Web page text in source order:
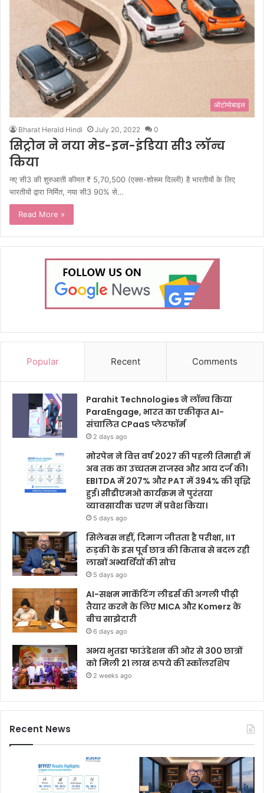
ऑटोमोबाइल
Bharat Herald Hindi July 20, 2022 0
सिट्रोन ने नया मेड-इन-इंडिया सी3 लॉन्च
किया
नए सी3 की शुरुआती कीमत ₹ 5,70,500 (एक्स-शोरूम दिल्ली) है भारतीयों के लिए
भारतीयों द्वारा निर्मित, नया सी3 90% से…
Read More »
Popular Recent Comments
Parahit Technologies ने लॉन्च किया
ParaEngage, भारत का एकीकृत AI-
संचालित CPaaS प्लेटफॉर्म
2 days ago
मोरपेन ने वित्त वर्ष 2027 की पहली तिमाही में
अब तक का उच्चतम राजस्व और आय दर्ज की।
EBITDA में 207% और PAT में 394% की वृद्धि
हुई। सीडीएमओ कार्यक्रम ने पुरंतया
व्यावसायीक चरण में प्रवेश किया।
5 days ago
सिलेबस नहीं, दिमाग जीतता है परीक्षा, IIT
रुड़की के इस पूर्व छात्र की किताब से बदल रही
लाखों अभ्यर्थियों की सोच
5 days ago
AI-सक्षम मार्केटिंग लीडर्स की अगली पीढ़ी
तैयार करने के लिए MICA और Komerz के
बीच साझेदारी
6 days ago
अभय भुतडा फाउंडेशन की ओर से 300 छात्रों
को मिली 21 लाख रुपये की स्कॉलरशिप
2 weeks ago
Recent News